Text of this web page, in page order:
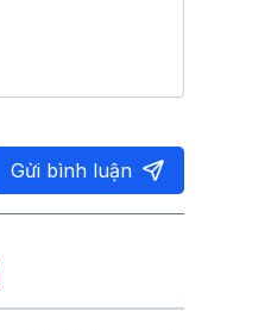
Gửi bình luận